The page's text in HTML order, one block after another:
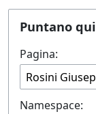
Puntano qui
Pagina:
Namespace: